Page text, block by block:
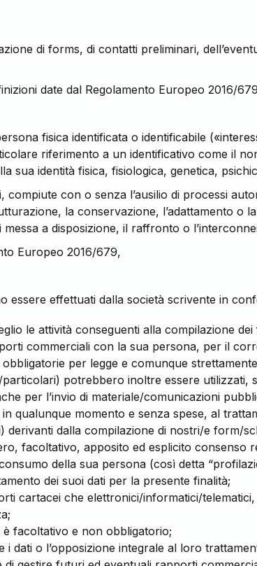
di forms, di contatti preliminari,
date dal Regolamento Europeo 2016/
fisica identificata o identificabile
riferimento a un identificativo come il
sua identità fisica, fisiologica, genetica,
con o senza l’ausilio di processi
la conservazione, l’adattamento o
a disposizione, il raffronto o
Europeo 2016/679,
effettuati dalla società scrivente in
le attività conseguenti alla compilazione
commerciali con la sua persona, per il
per legge e comunque
potrebbero inoltre essere
per l’invio di materiale/comunicazioni
qualunque momento e senza spese, al
derivanti dalla compilazione di nostri/e form/
facoltativo, apposito ed esplicito consenso
della sua persona (così detta
dei suoi dati per la presente finalità;
cartacei che elettronici/informatici/
dati è facoltativo e non obbligatorio;
i dati o l’opposizione integrale al loro